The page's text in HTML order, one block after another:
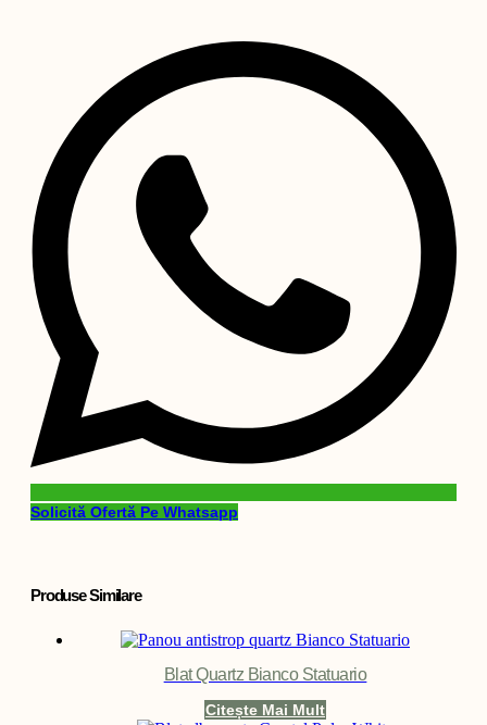
Solicită Ofertă Pe Whatsapp
Produse Similare
Blat Quartz Bianco Statuario
Citește Mai Mult